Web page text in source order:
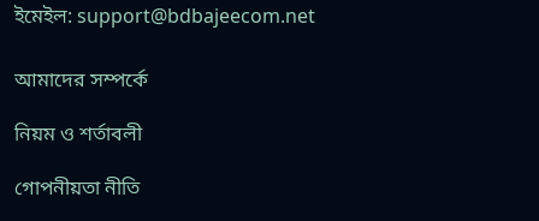
ইমেইল: support@bdbajeecom.net
আমাদের সম্পর্কে
নিয়ম ও শর্তাবলী
গোপনীয়তা নীতি